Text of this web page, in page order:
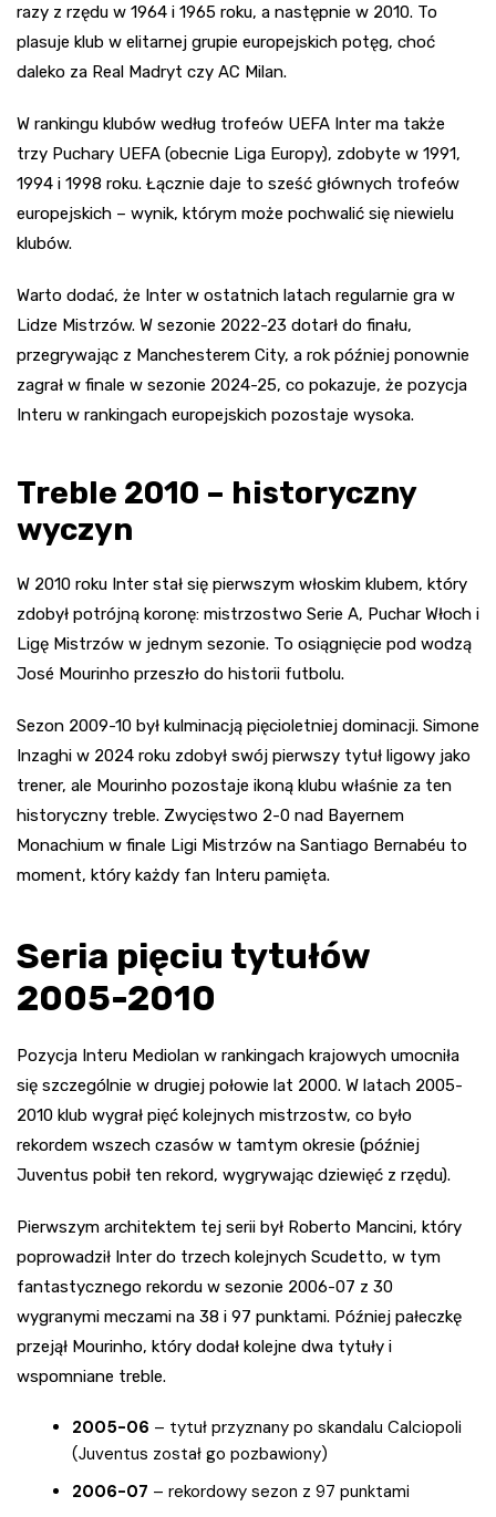
razy z rzędu w 1964 i 1965 roku, a następnie w 2010. To
plasuje klub w elitarnej grupie europejskich potęg, choć
daleko za Real Madryt czy AC Milan.
W rankingu klubów według trofeów UEFA Inter ma także
trzy Puchary UEFA (obecnie Liga Europy), zdobyte w 1991,
1994 i 1998 roku. Łącznie daje to sześć głównych trofeów
europejskich – wynik, którym może pochwalić się niewielu
klubów.
Warto dodać, że Inter w ostatnich latach regularnie gra w
Lidze Mistrzów. W sezonie 2022-23 dotarł do finału,
przegrywając z Manchesterem City, a rok później ponownie
zagrał w finale w sezonie 2024-25, co pokazuje, że pozycja
Interu w rankingach europejskich pozostaje wysoka.
Treble 2010 – historyczny
wyczyn
W 2010 roku Inter stał się pierwszym włoskim klubem, który
zdobył potrójną koronę: mistrzostwo Serie A, Puchar Włoch i
Ligę Mistrzów w jednym sezonie. To osiągnięcie pod wodzą
José Mourinho przeszło do historii futbolu.
Sezon 2009-10 był kulminacją pięcioletniej dominacji. Simone
Inzaghi w 2024 roku zdobył swój pierwszy tytuł ligowy jako
trener, ale Mourinho pozostaje ikoną klubu właśnie za ten
historyczny treble. Zwycięstwo 2-0 nad Bayernem
Monachium w finale Ligi Mistrzów na Santiago Bernabéu to
moment, który każdy fan Interu pamięta.
Seria pięciu tytułów
2005-2010
Pozycja Interu Mediolan w rankingach krajowych umocniła
się szczególnie w drugiej połowie lat 2000. W latach 2005-
2010 klub wygrał pięć kolejnych mistrzostw, co było
rekordem wszech czasów w tamtym okresie (później
Juventus pobił ten rekord, wygrywając dziewięć z rzędu).
Pierwszym architektem tej serii był Roberto Mancini, który
poprowadził Inter do trzech kolejnych Scudetto, w tym
fantastycznego rekordu w sezonie 2006-07 z 30
wygranymi meczami na 38 i 97 punktami. Później pałeczkę
przejął Mourinho, który dodał kolejne dwa tytuły i
wspomniane treble.
2005-06 – tytuł przyznany po skandalu Calciopoli
(Juventus został go pozbawiony)
2006-07 – rekordowy sezon z 97 punktami